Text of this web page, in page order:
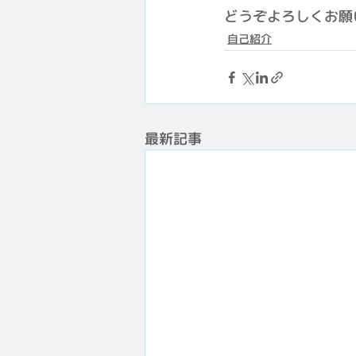
どうぞよろしくお願
自己紹介
最新記事